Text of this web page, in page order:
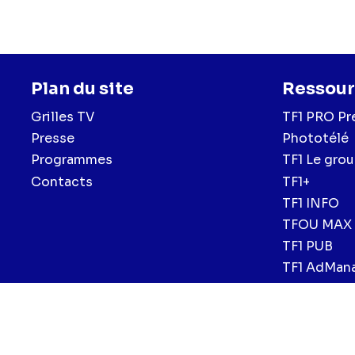
Plan du site
Grilles TV
Presse
Programmes
Contacts
TF1 PRO
Phototélé
TF1 Le
TF1+
TF1 INFO
TFOU MAX
TF1 PUB
TF1